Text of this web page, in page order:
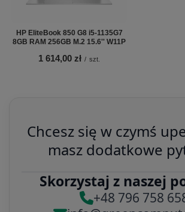
HP EliteBook 850 G8 i5-1135G7
8GB RAM 256GB M.2 15.6'' W11P
1 614,00 zł / szt.
Chcesz się w czymś
masz dodatkowe
Skorzystaj z naszej
+48 796 758